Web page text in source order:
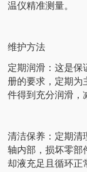
温仪精准测量。
维护方法
定期润滑：这是保
册的要求，定期为
件得到充分润滑，
清洁保养：定期清
轴内部，损坏零部
却液充足且循环正